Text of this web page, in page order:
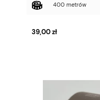
400 metrów
39,00 zł